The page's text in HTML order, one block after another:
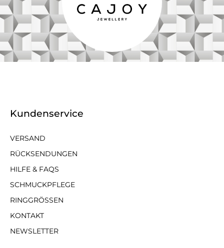
Kundenservice
VERSAND
RÜCKSENDUNGEN
HILFE & FAQS
SCHMUCKPFLEGE
RINGGRÖSSEN
KONTAKT
NEWSLETTER